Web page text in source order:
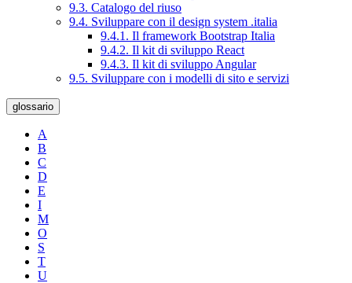
9.3. Catalogo del riuso
9.4. Sviluppare con il design system .italia
9.4.1. Il framework Bootstrap Italia
9.4.2. Il kit di sviluppo React
9.4.3. Il kit di sviluppo Angular
9.5. Sviluppare con i modelli di sito e servizi
glossario
A
B
C
D
E
I
M
O
S
T
U